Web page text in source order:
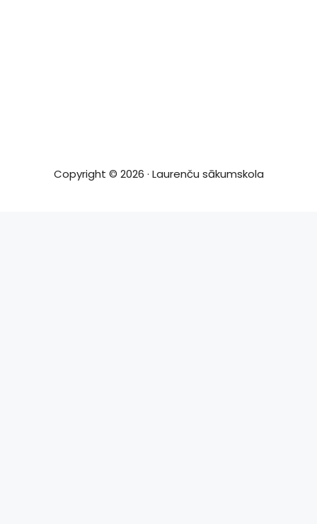
Copyright © 2026 · Laurenču sākumskola